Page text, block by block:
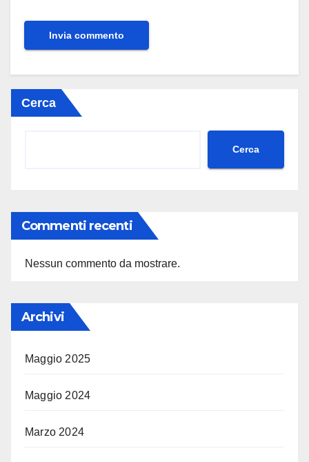
Cerca
Cerca
Commenti recenti
Nessun commento da mostrare.
Archivi
Maggio 2025
Maggio 2024
Marzo 2024